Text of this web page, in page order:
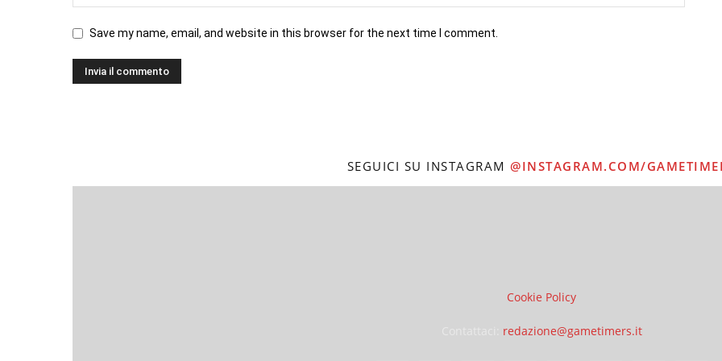
Save my name, email, and website in this browser for the next time I comment.
SEGUICI SU INSTAGRAM @INSTAGRAM.COM/
Cookie Policy
redazione@gametimers.it